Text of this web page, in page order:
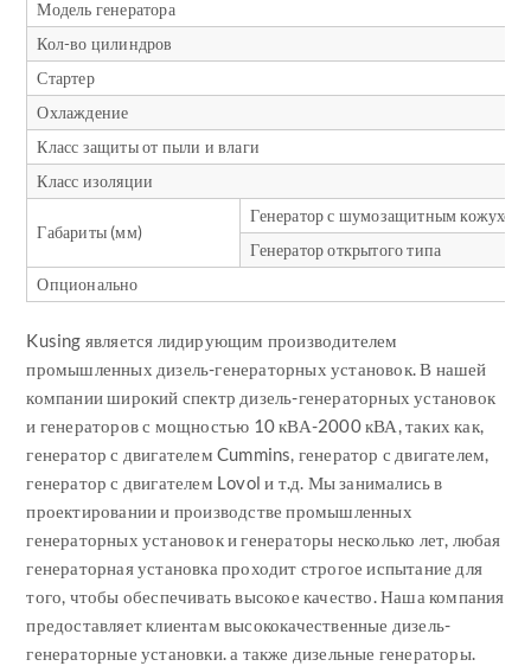
Модель генератора
Кол-во цилиндров
Стартер
Охлаждение
Класс защиты от пыли и влаги
Класс изоляции
Габариты (мм)
Генератор с шумозащитным кожухом
Генератор открытого типа
Опционально
Kusing является лидирующим производителем
промышленных дизель-генераторных установок. В нашей
компании широкий спектр дизель-генераторных установок
и генераторов с мощностью 10 кВА-2000 кВА, таких как,
генератор с двигателем Cummins, генератор с двигателем,
генератор с двигателем Lovol и т.д. Мы занимались в
проектировании и производстве промышленных
генераторных установок и генераторы несколько лет, любая
генераторная установка проходит строгое испытание для
того, чтобы обеспечивать высокое качество. Наша компания
предоставляет клиентам высококачественные дизель-
генераторные установки. а также дизельные генераторы.